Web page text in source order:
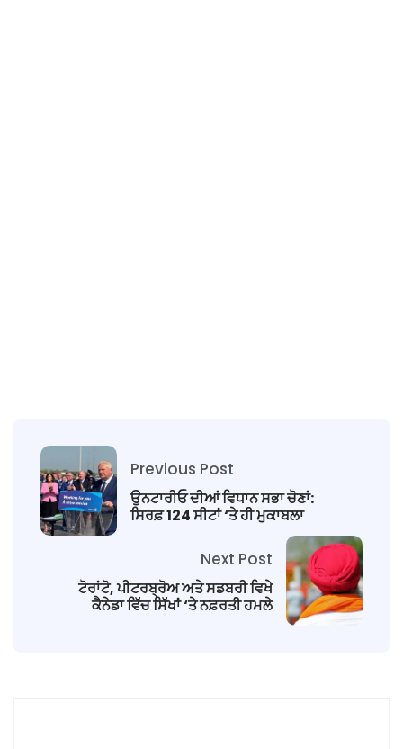
Previous Post
ਉਨਟਾਰੀਓ ਦੀਆਂ ਵਿਧਾਨ ਸਭਾ ਚੋਣਾਂ:
ਸਿਰਫ਼ 124 ਸੀਟਾਂ ‘ਤੇ ਹੀ ਮੁਕਾਬਲਾ
Next Post
ਟੋਰਾਂਟੋ, ਪੀਟਰਬ੍ਰੋਅ ਅਤੇ ਸਡਬਰੀ ਵਿਖੇ
ਕੈਨੇਡਾ ਵਿੱਚ ਸਿੱਖਾਂ ‘ਤੇ ਨਫ਼ਰਤੀ ਹਮਲੇ